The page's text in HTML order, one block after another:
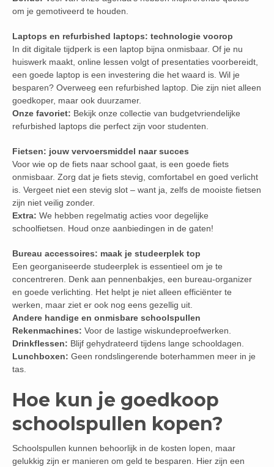
om je gemotiveerd te houden.
Laptops en refurbished laptops: technologie voorop
In dit digitale tijdperk is een laptop bijna onmisbaar. Of je nu
huiswerk maakt, online lessen volgt of presentaties voorbereidt,
een goede laptop is een investering die het waard is. Wil je
besparen? Overweeg een refurbished laptop. Die zijn niet alleen
goedkoper, maar ook duurzamer.
Onze favoriet: Bekijk onze collectie van budgetvriendelijke
refurbished laptops die perfect zijn voor studenten.
Fietsen: jouw vervoersmiddel naar succes
Voor wie op de fiets naar school gaat, is een goede fiets
onmisbaar. Zorg dat je fiets stevig, comfortabel en goed verlicht
is. Vergeet niet een stevig slot – want ja, zelfs de mooiste fietsen
zijn niet veilig zonder.
Extra: We hebben regelmatig acties voor degelijke
schoolfietsen. Houd onze aanbiedingen in de gaten!
Bureau accessoires: maak je studeerplek top
Een georganiseerde studeerplek is essentieel om je te
concentreren. Denk aan pennenbakjes, een bureau-organizer
en goede verlichting. Het helpt je niet alleen efficiënter te
werken, maar ziet er ook nog eens gezellig uit.
Andere handige en onmisbare schoolspullen
Rekenmachines: Voor de lastige wiskundeproefwerken.
Drinkflessen: Blijf gehydrateerd tijdens lange schooldagen.
Lunchboxen: Geen rondslingerende boterhammen meer in je
tas.
Hoe kun je goedkoop
schoolspullen kopen?
Schoolspullen kunnen behoorlijk in de kosten lopen, maar
gelukkig zijn er manieren om geld te besparen. Hier zijn een